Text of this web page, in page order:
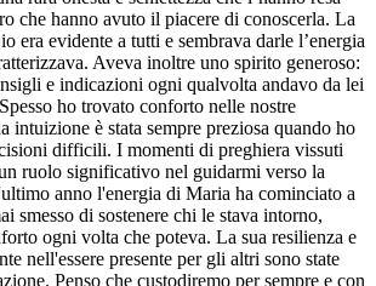
che hanno avuto il piacere di conoscerla. La
era evidente a tutti e sembrava darle l’energia
Aveva inoltre uno spirito generoso:
e indicazioni ogni qualvolta andavo da lei
ho trovato conforto nelle nostre
intuizione è stata sempre preziosa quando ho
difficili. I momenti di preghiera vissuti
ruolo significativo nel guidarmi verso la
anno l'energia di Maria ha cominciato a
smesso di sostenere chi le stava intorno,
ogni volta che poteva. La sua resilienza e
nell'essere presente per gli altri sono state
Penso che custodiremo per sempre e con